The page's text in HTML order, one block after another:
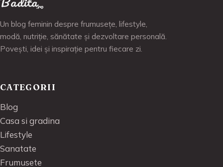
Un blog feminin despre frumusețe, lifestyle,
modă, nutriție, sănătate și dezvoltare personală.
Povești, idei și inspirație pentru fiecare zi.
CATEGORII
Blog
Casa si gradina
Lifestyle
Sanatate
Frumusete